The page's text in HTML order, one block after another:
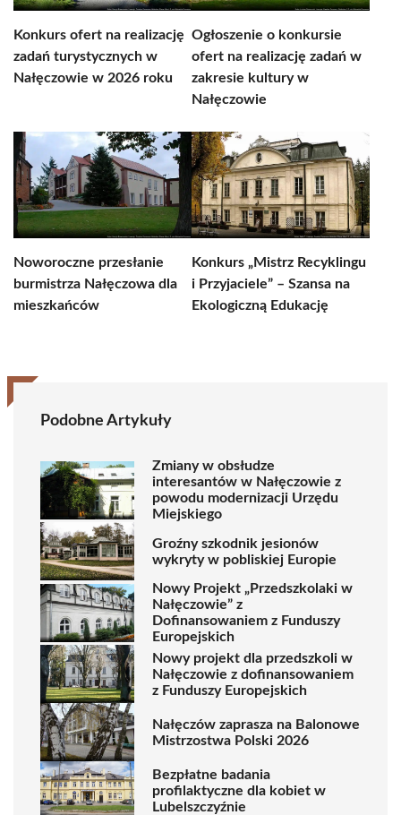
Konkurs ofert na realizację
zadań turystycznych w
Nałęczowie w 2026 roku
Ogłoszenie o konkursie
ofert na realizację zadań w
zakresie kultury w
Nałęczowie
Noworoczne przesłanie
burmistrza Nałęczowa dla
mieszkańców
Konkurs „Mistrz Recyklingu
i Przyjaciele” – Szansa na
Ekologiczną Edukację
Podobne Artykuły
Zmiany w obsłudze
interesantów w Nałęczowie z
powodu modernizacji Urzędu
Miejskiego
Groźny szkodnik jesionów
wykryty w pobliskiej Europie
Nowy Projekt „Przedszkolaki w
Nałęczowie” z
Dofinansowaniem z Funduszy
Europejskich
Nowy projekt dla przedszkoli w
Nałęczowie z dofinansowaniem
z Funduszy Europejskich
Nałęczów zaprasza na Balonowe
Mistrzostwa Polski 2026
Bezpłatne badania
profilaktyczne dla kobiet w
Lubelszczyźnie